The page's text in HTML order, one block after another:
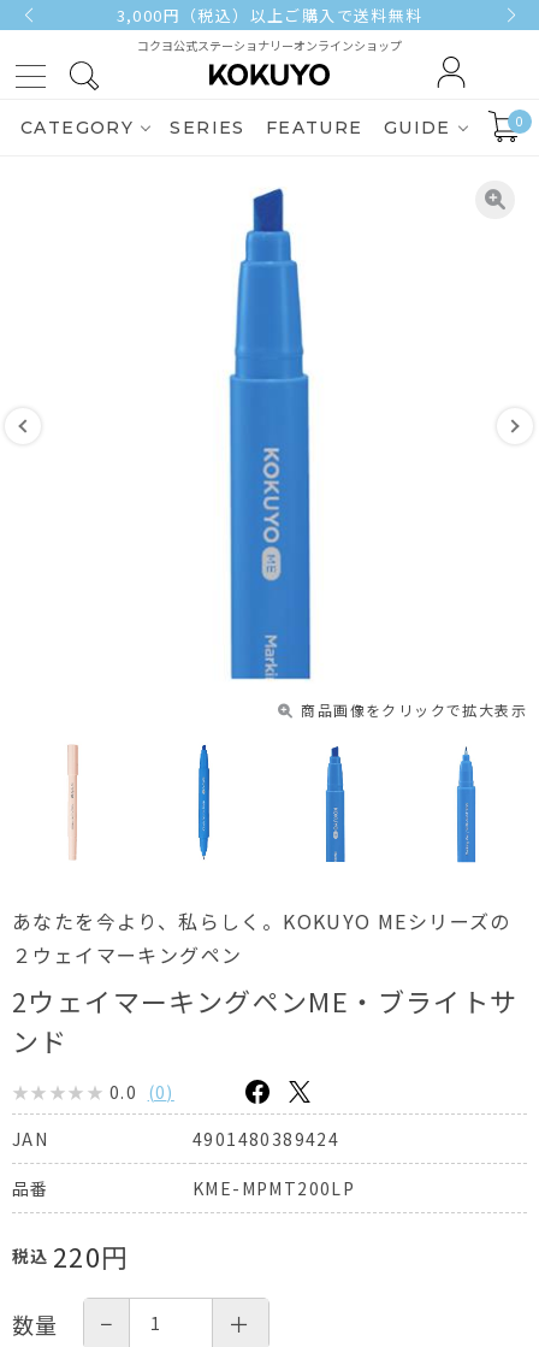
3,000円（税込）以上ご購入で送料無料
コクヨ公式ステーショナリーオンラインショップ
CATEGORY SERIES FEATURE GUIDE 0
商品画像をクリックで拡大表示
あなたを今より、私らしく。KOKUYO MEシリーズの
２ウェイマーキングペン
2ウェイマーキングペンME・ブライトサ
ンド
0.0 (0)
JAN
4901480389424
品番 KME-MPMT200LP
税込 220円
数量 − ＋